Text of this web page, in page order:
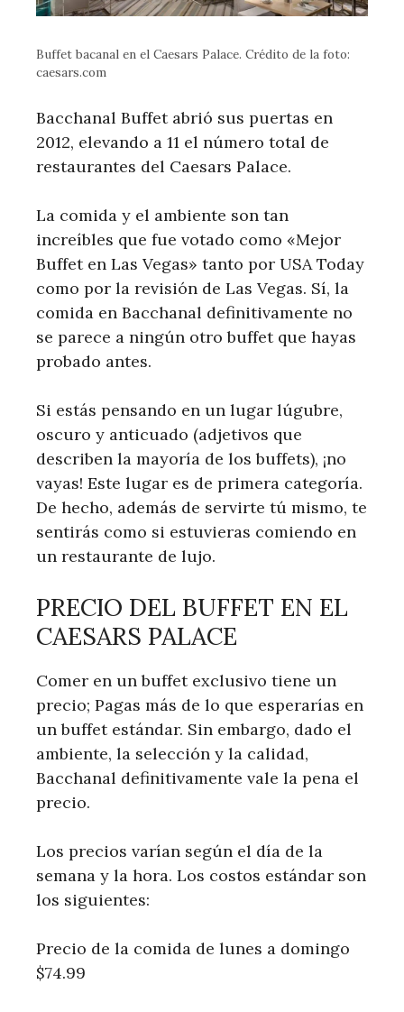
Buffet bacanal en el Caesars Palace. Crédito de la foto:
caesars.com
Bacchanal Buffet abrió sus puertas en
2012, elevando a 11 el número total de
restaurantes del Caesars Palace.
La comida y el ambiente son tan
increíbles que fue votado como «Mejor
Buffet en Las Vegas» tanto por USA Today
como por la revisión de Las Vegas. Sí, la
comida en Bacchanal definitivamente no
se parece a ningún otro buffet que hayas
probado antes.
Si estás pensando en un lugar lúgubre,
oscuro y anticuado (adjetivos que
describen la mayoría de los buffets), ¡no
vayas! Este lugar es de primera categoría.
De hecho, además de servirte tú mismo, te
sentirás como si estuvieras comiendo en
un restaurante de lujo.
PRECIO DEL BUFFET EN EL
CAESARS PALACE
Comer en un buffet exclusivo tiene un
precio; Pagas más de lo que esperarías en
un buffet estándar. Sin embargo, dado el
ambiente, la selección y la calidad,
Bacchanal definitivamente vale la pena el
precio.
Los precios varían según el día de la
semana y la hora. Los costos estándar son
los siguientes:
Precio de la comida de lunes a domingo
$74.99